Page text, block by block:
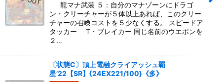
龍マナ武装 ５：自分のマナゾーンにドラゴ
ン・クリーチャーが５体以上あれば、このクリー
チャーの召喚コストを５少なくする。 スピードア
タッカー T・ブレイカー 同じ名前のウエポンを
２…
〔状態C〕頂上電融クライアッシュ覇
星’22【SR】{24EX221/100}《多》